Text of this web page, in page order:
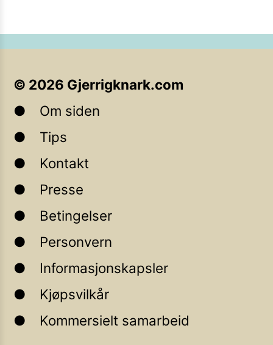
© 2026 Gjerrigknark.com
Om siden
Tips
Kontakt
Presse
Betingelser
Personvern
Informasjonskapsler
Kjøpsvilkår
Kommersielt samarbeid